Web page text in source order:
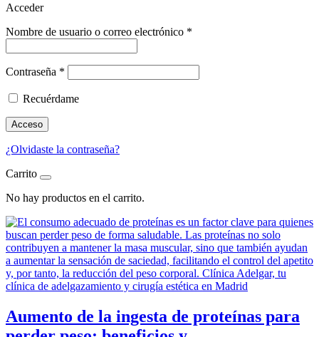
Acceder
Nombre de usuario o correo electrónico *
Contraseña *
Recuérdame
Acceso
¿Olvidaste la contraseña?
Carrito
No hay productos en el carrito.
Aumento de la ingesta de proteínas para